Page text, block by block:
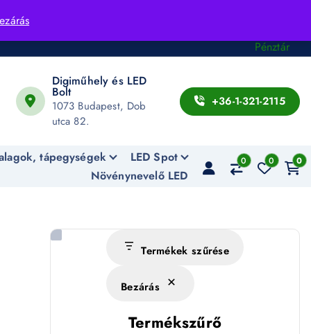
Pénztár
Digiműhely és LED
Bolt
1073 Budapest, Dob
utca 82.
+36-1-321-2115
tápegységek
LED Spot
Növénynevelő LED
0 0 0
Termékek szűrése
Bezárás
Termékszűrő